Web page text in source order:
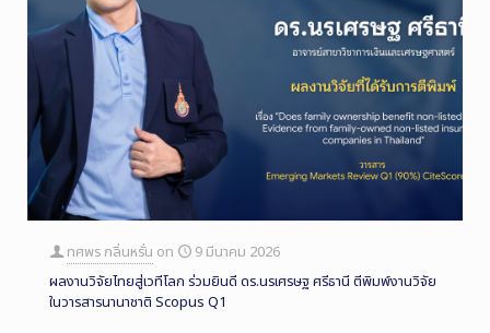
ทศพร กลิ่นหรั่น on
9 มีนาคม 2026
ผลงานวิจัยไทยสู่เวทีโลก ร่วมยินดี ดร.นรเศรษฐ ศรีธานี ตีพิมพ์งานวิจัย
ในวารสารนานาชาติ Scopus Q1